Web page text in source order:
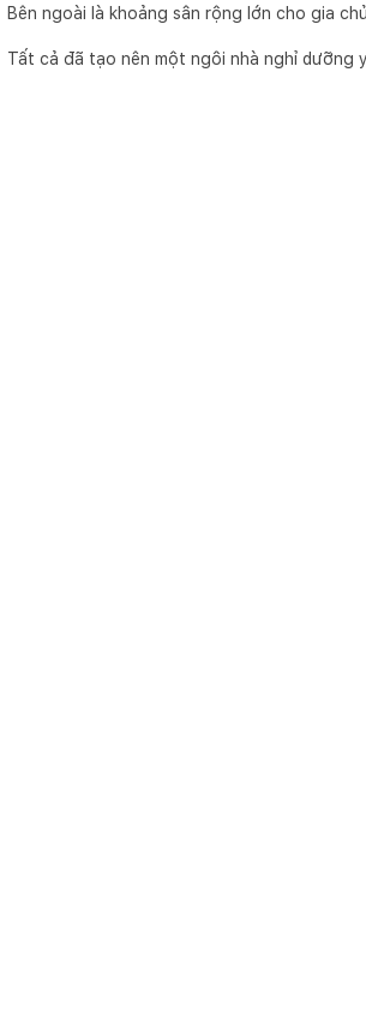
Bên ngoài là khoảng sân rộng lớn cho gia
Tất cả đã tạo nên một ngôi nhà nghỉ dưỡng